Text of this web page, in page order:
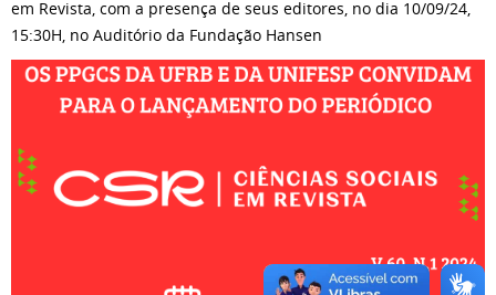
em Revista, com a presença de seus editores, no dia 10/09/24,
15:30H, no Auditório da Fundação Hansen